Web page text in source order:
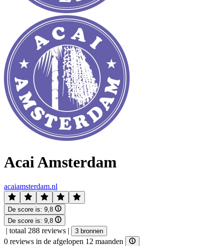
Acai Amsterdam
acaiamsterdam.nl
De score is: 9,8
De score is: 9,8
| totaal 288 reviews | 3 bronnen
0 reviews in de afgelopen 12 maanden